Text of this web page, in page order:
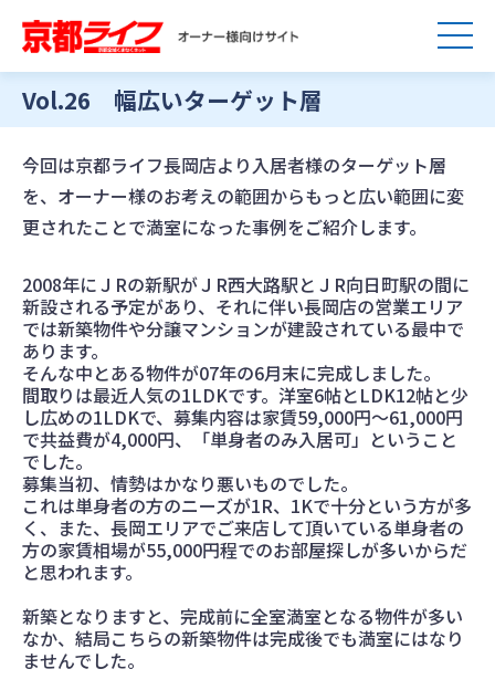
Vol.26 幅広いターゲット層
今回は京都ライフ長岡店より入居者様のターゲット層
を、オーナー様のお考えの範囲からもっと広い範囲に変
更されたことで満室になった事例をご紹介します。
2008年にＪRの新駅がＪR西大路駅とＪR向日町駅の間に
新設される予定があり、それに伴い長岡店の営業エリア
では新築物件や分譲マンションが建設されている最中で
あります。
そんな中とある物件が07年の6月末に完成しました。
間取りは最近人気の1LDKです。洋室6帖とLDK12帖と少
し広めの1LDKで、募集内容は家賃59,000円～61,000円
で共益費が4,000円、「単身者のみ入居可」ということ
でした。
募集当初、情勢はかなり悪いものでした。
これは単身者の方のニーズが1R、1Kで十分という方が多
く、また、長岡エリアでご来店して頂いている単身者の
方の家賃相場が55,000円程でのお部屋探しが多いからだ
と思われます。
新築となりますと、完成前に全室満室となる物件が多い
なか、結局こちらの新築物件は完成後でも満室にはなり
ませんでした。